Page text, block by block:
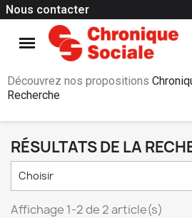
Nous contacter
Découvrez nos propositions
Recherche
RÉSULTATS DE LA
Choisir
Affichage 1-2 de 2 article(s)